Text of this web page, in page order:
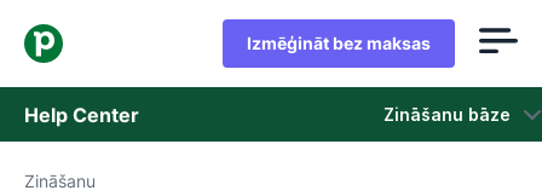
Izmēģināt bez maksas
Help Center Zināšanu bāze
Zināšanu